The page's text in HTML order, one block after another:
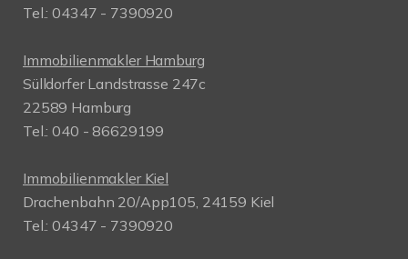
Tel.: 04347 - 7390920
Immobilienmakler Hamburg
Sülldorfer Landstrasse 247c
22589 Hamburg
Tel.: 040 - 86629199
Immobilienmakler Kiel
Drachenbahn 20/App105, 24159 Kiel
Tel.: 04347 - 7390920